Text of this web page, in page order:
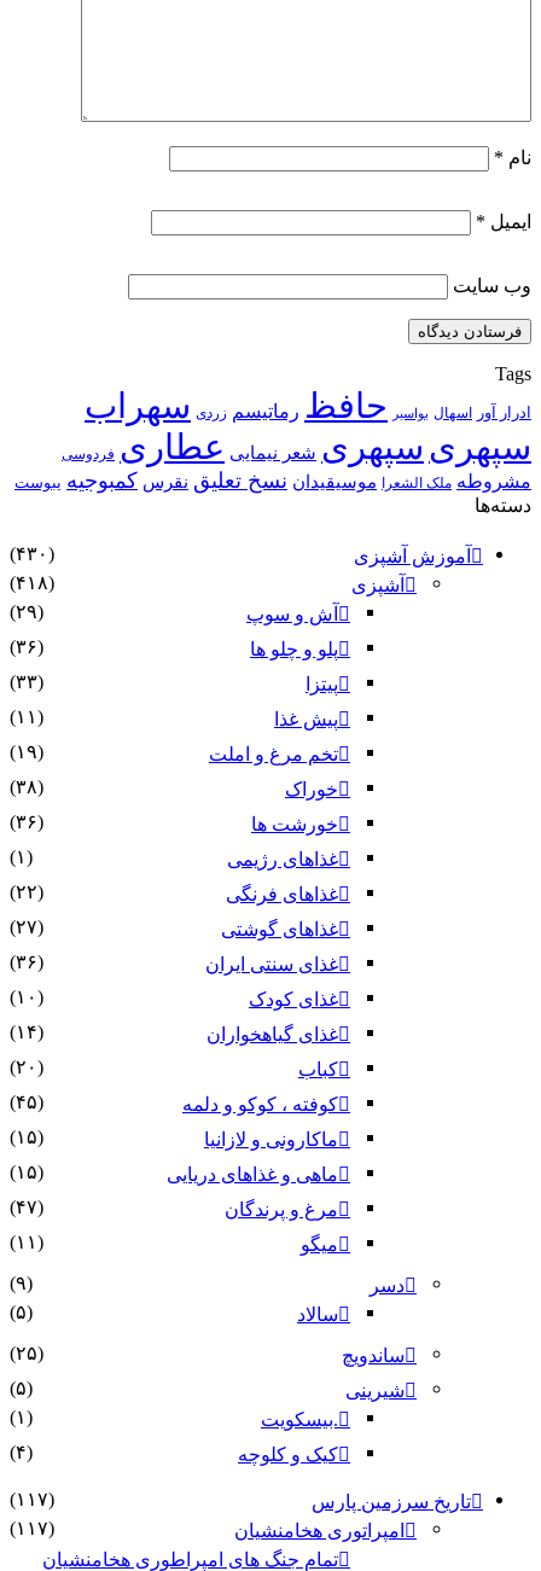
نام *
ایمیل *
وب‌ سایت
Tags
ادرار آور اسهال بواسیر حافظ رماتیسم زردی سهراب
سپهری سپهری شعر نیمایی عطاری فردوسی
مشروطه ملک الشعرا موسیقیدان نسخ تعلیق نقرس کمبوجیه یبوست
دسته‌ها
آموزش آشپزی
(۴۳۰)
آشپزی
(۴۱۸)
آش و سوپ
(۲۹)
پلو و چلو ها
(۳۶)
پیتزا
(۳۳)
پیش غذا
(۱۱)
تخم مرغ و املت
(۱۹)
خوراک
(۳۸)
خورشت ها
(۳۶)
غذاهای رژیمی
(۱)
غذاهای فرنگی
(۲۲)
غذاهای گوشتی
(۲۷)
غذای سنتی ایران
(۳۶)
غذای کودک
(۱۰)
غذای گیاهخواران
(۱۴)
کباب
(۲۰)
کوفته ، کوکو و دلمه
(۴۵)
ماکارونی و لازانیا
(۱۵)
ماهی و غذاهای دریایی
(۱۵)
مرغ و پرندگان
(۴۷)
میگو
(۱۱)
دسر
(۹)
سالاد
(۵)
ساندویچ
(۲۵)
شیرینی
(۵)
.بیسکویت
(۱)
کیک و کلوچه
(۴)
تاریخ سرزمین پارس
(۱۱۷)
امپراتوری هخامنشیان
(۱۱۷)
تمام جنگ های امپراطوری هخامنشیان